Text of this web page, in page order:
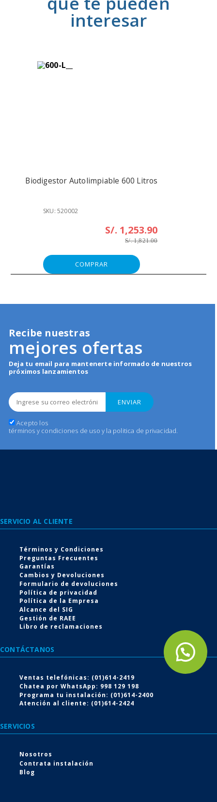
Biodigestor Autolimpiable 600 Litros
SKU: 520002
S/. 1,821.00
S/. 1,253.90
COMPRAR
Recibe nuestras
mejores ofertas
Deja tu email para mantenerte informado de nuestros
próximos lanzamientos
Acepto los
términos y condiciones de uso y la politica de privacidad.
Expel Antibacteriana
de 4 niveles de protección
VER MÁS
Conoce nuestro
Servicio de instalación
nosotros te lo llevamos e instalamos
SERVICIO AL CLIENTE
Términos y Condiciones
Preguntas Frecuentes
Garantías
Cambios y Devoluciones
Formulario de devoluciones
Política de privacidad
Política de la Empresa
Alcance del SIG
Gestión de RAEE
Libro de reclamaciones
CONTÁCTANOS
Ventas telefónicas: (01)614-2419
Chatea por WhatsApp: 998 129 198
Programa tu instalación: (01)614-2400
Atención al cliente: (01)614-2424
SERVICIOS
Nosotros
Contrata instalación
Blog